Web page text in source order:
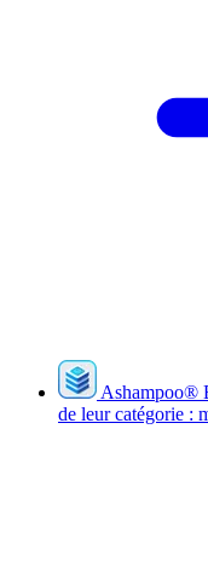
Ashampoo®
de leur catégorie :